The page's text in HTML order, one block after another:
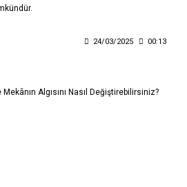
24/03/2025 00:13